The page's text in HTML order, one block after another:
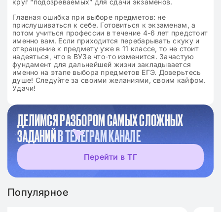
круг “подозреваемых” для сдачи экзаменов.
Главная ошибка при выборе предметов: не
прислушиваться к себе. Готовиться к экзаменам, а
потом учиться профессии в течение 4-6 лет предстоит
именно вам. Если приходится перебарывать скуку и
отвращение к предмету уже в 11 классе, то не стоит
надеяться, что в ВУЗе что-то изменится. Зачастую
фундамент для дальнейшей жизни закладывается
именно на этапе выбора предметов ЕГЭ. Доверьтесь
душе! Следуйте за своими желаниями, своим кайфом.
Удачи!
ДЕЛИМСЯ РАЗБОРОМ САМЫХ СЛОЖНЫХ
ЗАДАНИЙВ ТЕЛЕГРАМ КАНАЛЕ
Перейти в ТГ
Популярное